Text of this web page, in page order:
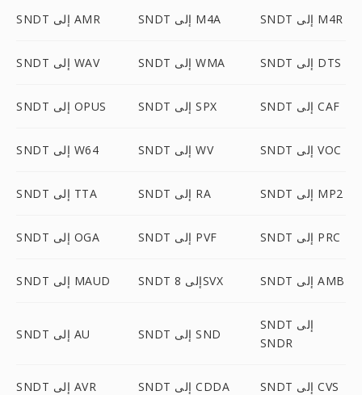
SNDT إلى AMR SNDT إلى M4A SNDT إلى M4R
SNDT إلى WAV SNDT إلى WMA SNDT إلى DTS
SNDT إلى OPUS SNDT إلى SPX SNDT إلى CAF
SNDT إلى W64 SNDT إلى WV SNDT إلى VOC
SNDT إلى TTA SNDT إلى RA SNDT إلى MP2
SNDT إلى OGA SNDT إلى PVF SNDT إلى PRC
SNDT إلى MAUD SNDT إلى 8SVX SNDT إلى AMB
SNDT إلى AU SNDT إلى SND
SNDT إلى
SNDR
SNDT إلى AVR SNDT إلى CDDA SNDT إلى CVS